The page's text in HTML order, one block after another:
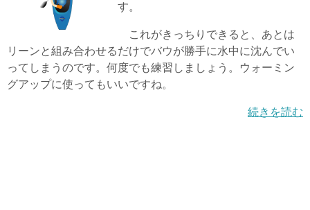
す。
これがきっちりできると、あとは
リーンと組み合わせるだけでバウが勝手に水中に沈んでい
ってしまうのです。何度でも練習しましょう。ウォーミン
グアップに使ってもいいですね。
続きを読む